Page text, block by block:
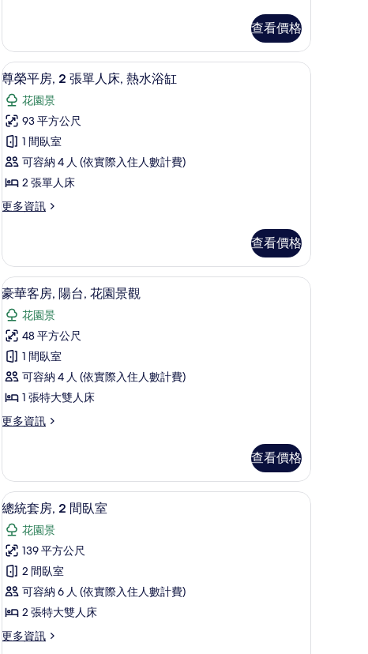
片
房
的
詳
情
查看價格
間
顯
示
尊
榮
平
房,
2
張
人
床,
熱
水
浴
缸
的
所
有
高級寢具、迷你吧、書桌、筆電工作空間
9
尊榮平房, 2 張單人床, 熱水浴缸
花園景
93 平方公尺
1 間臥室
可容納 4 人 (依實際入住人數計費)
2 張單人床
更多資訊
更
平
房,
2
張
單
人
床,
熱
水
浴
缸
的
查看價格
間
顯
示
豪
華
客
房,
台,
園
景
觀
的
所
有
相
片
高級寢具、迷你吧、書桌、筆電工作空間
10
豪華客房, 陽台, 花園景觀
花園景
48 平方公尺
1 間臥室
可容納 4 人 (依實際入住人數計費)
1 張特大雙人床
更多資訊
更
客
房,
陽
台,
花
園
景
觀
的
詳
情
查看價格
間
顯
示
總
統
套
房,
2
間
總統套房, 2 間臥室 | 高級寢具、迷你吧、書桌
11
總統套房, 2 間臥室
花園景
139 平方公尺
2 間臥室
可容納 6 人 (依實際入住人數計費)
2 張特大雙人床
更多資訊
更